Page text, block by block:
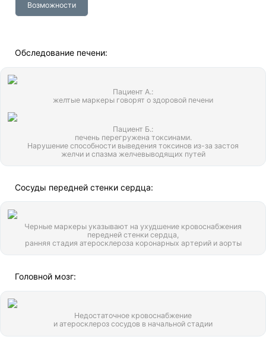
Возможности
Обследование печени:
Пациент А.:
желтые маркеры говорят о здоровой печени
Пациент Б.:
печень перегружена токсинами.
Нарушение способности выведения токсинов из-за застоя
желчи и спазма желчевыводящих путей
Сосуды передней стенки сердца:
Черные маркеры указывают на ухудшение кровоснабжения
передней стенки сердца,
ранняя стадия атеросклероза коронарных артерий и аорты
Головной мозг:
Недостаточное кровоснабжение
и атеросклероз сосудов в начальной стадии